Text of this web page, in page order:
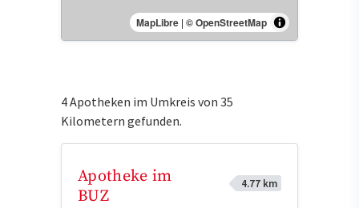
MapLibre | © OpenStreetMap
4 Apotheken im Umkreis von 35
Kilometern gefunden.
Apotheke im
BUZ
4.77 km